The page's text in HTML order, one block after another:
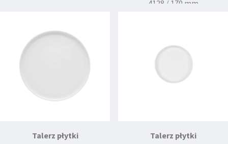
4128 / 170 mm
Talerz płytki Talerz płytki